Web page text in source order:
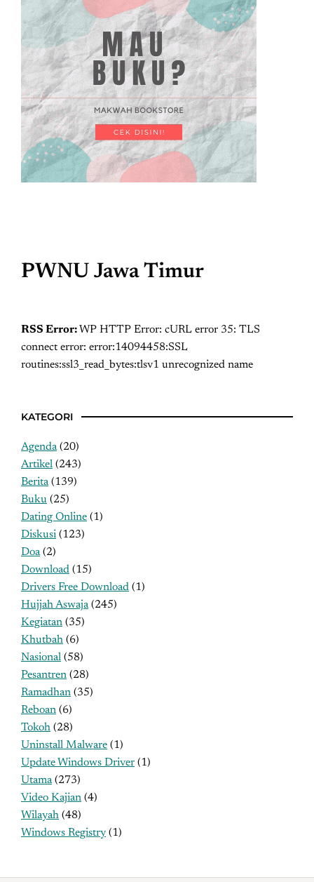
PWNU Jawa Timur
RSS Error: WP HTTP Error: cURL error 35: TLS
connect error: error:14094458:SSL
routines:ssl3_read_bytes:tlsv1 unrecognized name
KATEGORI
Agenda(20)
Artikel (243)
Berita(139)
Buku (25)
Dating Online (1)
Diskusi (123)
Doa(2)
Download (15)
Drivers Free Download (1)
Hujjah Aswaja(245)
Kegiatan (35)
Khutbah (6)
Nasional (58)
Pesantren (28)
Ramadhan (35)
Reboan (6)
Tokoh (28)
Uninstall Malware (1)
Update Windows Driver (1)
Utama(273)
Video Kajian (4)
Wilayah (48)
Windows Registry (1)